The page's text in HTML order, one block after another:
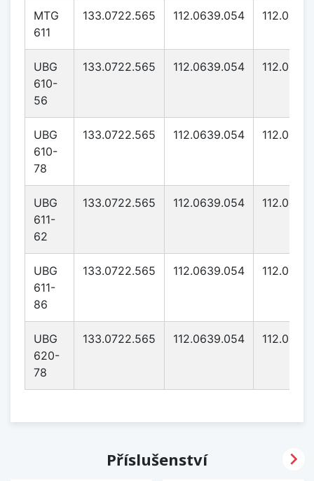
MTG
611
133.0722.565 112.0639.054
UBG
610-
56
133.0722.565 112.0639.054
UBG
610-
78
133.0722.565 112.0639.054
UBG
611-
62
133.0722.565 112.0639.054
UBG
611-
86
133.0722.565 112.0639.054
UBG
620-
78
133.0722.565 112.0639.054
Příslušenství 